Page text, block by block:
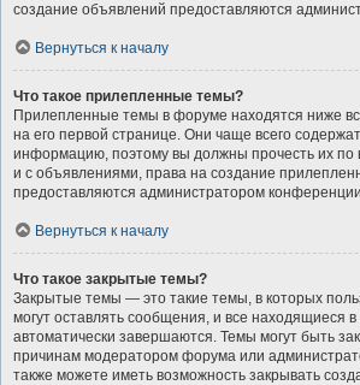
создание объявлений предоставляются
Вернуться к началу
Что такое прилепленные темы?
Прилепленные темы в форуме находятся ниже
на его первой странице. Они чаще всего
информацию, поэтому вы должны прочесть их по
и с объявлениями, права на создание
предоставляются администратором
Вернуться к началу
Что такое закрытые темы?
Закрытые темы — это такие темы, в которых
могут оставлять сообщения, и все находящиеся
автоматически завершаются. Темы могут быть
причинам модератором форума или
также можете иметь возможность закрывать